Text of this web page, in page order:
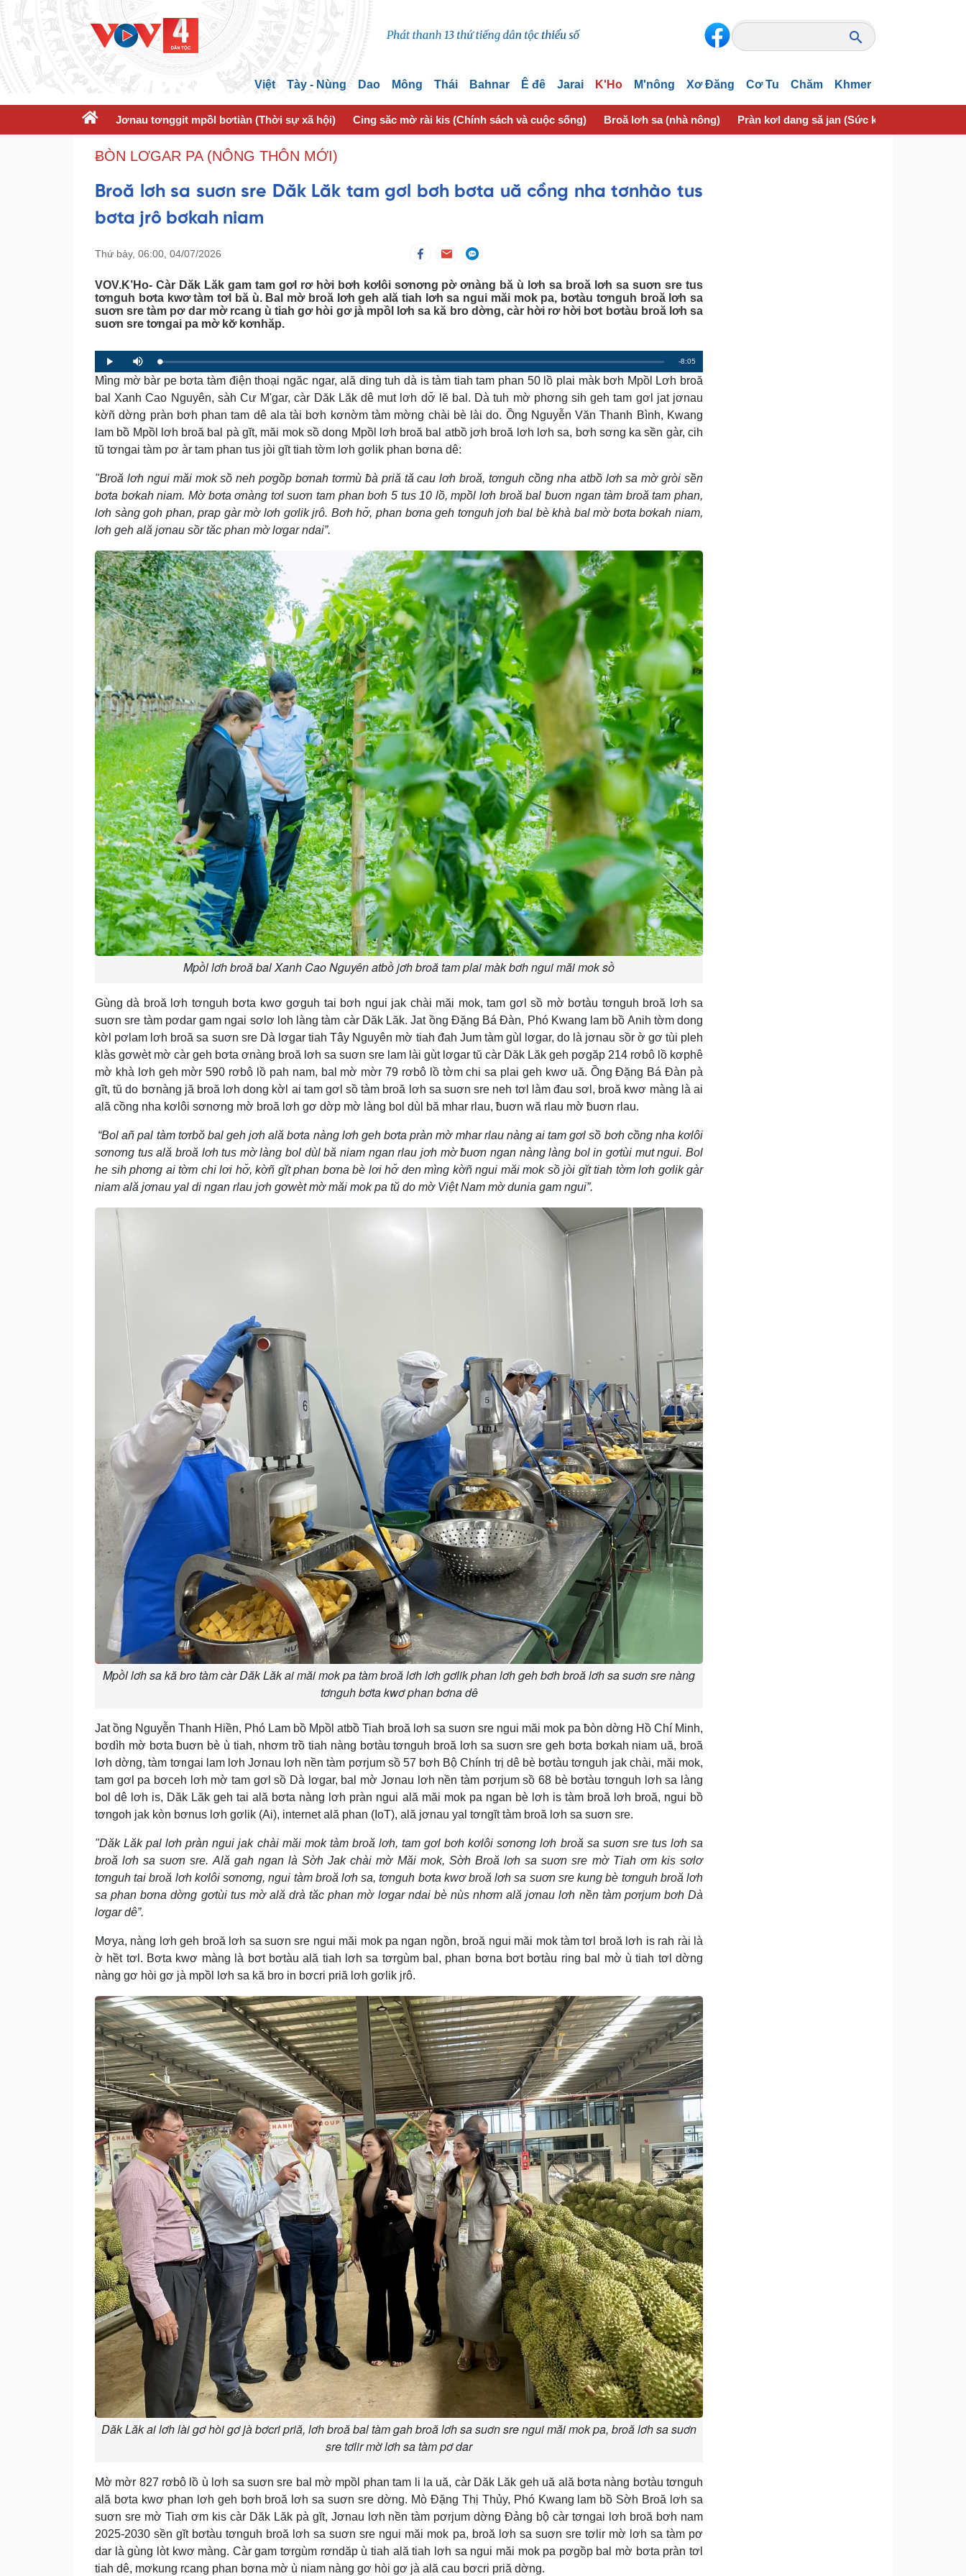
Việt Tày - Nùng Dao Mông Thái Bahnar Ê đê Jarai K'Ho M'nông Xơ Đăng Cơ Tu Chăm Khmer
Jơnau tơnggit mpồl bơtiàn (Thời sự xã hội) Cing săc mờ rài kis (Chính sách và cuộc sống) Broă lơh sa (nhà nông) Pràn kơl dang să jan (Sức khoẻ)
ɃÒN LƠGAR PA (NÔNG THÔN MỚI)
Broă lơh sa suơn sre Dăk Lăk tam gơl bơh bơta uă cồng nha tơnhào tus
bơta jrô bơkah niam
Thứ bảy, 06:00, 04/07/2026
VOV.K’Ho- Càr Dăk Lăk gam tam gơl rơ hời bơh kơlôi sơnơng pờ ơnàng bă ù lơh sa broă lơh sa suơn sre tus
tơnguh bơta kwơ tàm tơl bă ù. Bal mờ broă lơh geh ală tiah lơh sa ngui măi mok pa, bơtàu tơnguh broă lơh sa
suơn sre tàm pơ dar mờ rcang ù tiah gơ hòi gơ jà mpồl lơh sa kă bro dờng, càr hời rơ hời bơt bơtàu broă lơh sa
suơn sre tơngai pa mờ kơ̆ kơnhăp.
P
l
a
y
M
u
t
e
L
o
a
d
0
%
P
r
o
e
s
0
%
R
e
m
n
T
-8:05
Mìng mờ bàr pe bơta tàm điện thoại ngăc ngar, ală ding tuh dà is tàm tiah tam phan 50 lồ plai màk bơh Mpồl Lơh broă
bal Xanh Cao Nguyên, sàh Cư M'gar, càr Dăk Lăk dê mut lơh dơ̆ lĕ bal. Dà tuh mờ phơng sih geh tam gơl jat jơnau
kờñ dờng pràn bơh phan tam dê ala tài bơh kơnờm tàm mờng chài bè lài do. Ồng Nguyễn Văn Thanh Bình, Kwang
lam bồ Mpồl lơh broă bal pà gĭt, măi mok sồ dong Mpồl lơh broă bal atbồ jơh broă lơh lơh sa, bơh sơng ka sền gàr, cih
tŭ tơngai tàm pơ àr tam phan tus jòi gĭt tiah tờm lơh gơlik phan bơna dê:
"Broă lơh ngui măi mok sồ neh pơgồp bơnah tơrmù ƀà priă tă cau lơh broă, tơnguh cồng nha atbồ lơh sa mờ gròi sền
bơta bơkah niam. Mờ bơta ơnàng tơl suơn tam phan bơh 5 tus 10 lồ, mpồl lơh broă bal ƀuơn ngan tàm broă tam phan,
lơh sàng goh phan, prap gàr mờ lơh gơlik jrô. Bơh hơ̆, phan bơna geh tơnguh jơh bal bè khà bal mờ bơta bơkah niam,
lơh geh ală jơnau sồr tăc phan mờ lơgar ndai”.
Mpồl lơh broă bal Xanh Cao Nguyên atbồ jơh broă tam plai màk bơh ngui măi mok sồ
Gùng dà broă lơh tơnguh bơta kwơ gơguh tai bơh ngui jak chài măi mok, tam gơl sồ mờ bơtàu tơnguh broă lơh sa
suơn sre tàm pơdar gam ngai sơlơ loh làng tàm càr Dăk Lăk. Jat ồng Đặng Bá Đàn, Phó Kwang lam bồ Anih tờm dong
kờl pơlam lơh broă sa suơn sre Dà lơgar tiah Tây Nguyên mờ tiah đah Jum tàm gùl lơgar, do là jơnau sồr ờ gơ tùi pleh
klàs gơwèt mờ càr geh bơta ơnàng broă lơh sa suơn sre lam lài gùt lơgar tŭ càr Dăk Lăk geh pơgăp 214 rơbô lồ kơphê
mờ khà lơh geh mờr 590 rơbô lồ pah nam, bal mờ mờr 79 rơbô lồ tờm chi sa plai geh kwơ uă. Ồng Đặng Bá Đàn pà
gĭt, tŭ do bơnàng jă broă lơh dong kờl ai tam gơl sồ tàm broă lơh sa suơn sre neh tơl làm đau sơl, broă kwơ màng là ai
ală cồng nha kơlôi sơnơng mờ broă lơh gơ dờp mờ làng bol dùl bă mhar rlau, ƀuơn wă rlau mờ ƀuơn rlau.
“Bol añ pal tàm tơrbŏ bal geh jơh ală bơta nàng lơh geh bơta pràn mờ mhar rlau nàng ai tam gơl sồ bơh cồng nha kơlôi
sơnơng tus ală broă lơh tus mờ làng bol dùl bă niam ngan rlau jơh mờ ƀuơn ngan nàng làng bol in gơtùi mut ngui. Bol
he sih phơng ai tờm chi lơi hơ̆, kờñ gĭt phan bơna bè lơi hơ̆ den mìng kờñ ngui măi mok sồ jòi gĭt tiah tờm lơh gơlik gàr
niam ală jơnau yal di ngan rlau jơh gơwèt mờ măi mok pa tŭ do mờ Việt Nam mờ dunia gam ngui”.
Mpồl lơh sa kă bro tàm càr Dăk Lăk ai măi mok pa tàm broă lơh lơh gơlik phan lơh geh bơh broă lơh sa suơn sre nàng
tơnguh bơta kwơ phan bơna dê
Jat ồng Nguyễn Thanh Hiền, Phó Lam bồ Mpồl atbồ Tiah broă lơh sa suơn sre ngui măi mok pa ƀòn dờng Hồ Chí Minh,
bơdìh mờ bơta ƀuơn bè ù tiah, nhơm trồ tiah nàng bơtàu tơnguh broă lơh sa suơn sre geh bơta bơkah niam uă, broă
lơh dờng, tàm tơngai lam lơh Jơnau lơh nền tàm pơrjum sồ 57 bơh Bộ Chính trị dê bè bơtàu tơnguh jak chài, măi mok,
tam gơl pa bơceh lơh mờ tam gơl sồ Dà lơgar, bal mờ Jơnau lơh nền tàm pơrjum sồ 68 bè bơtàu tơnguh lơh sa làng
bol dê lơh is, Dăk Lăk geh tai ală bơta nàng lơh pràn ngui ală măi mok pa ngan bè lơh is tàm broă lơh broă, ngui bồ
tơngoh jak kòn bơnus lơh gơlik (Ai), internet ală phan (IoT), ală jơnau yal tơngĭt tàm broă lơh sa suơn sre.
"Dăk Lăk pal lơh pràn ngui jak chài măi mok tàm broă lơh, tam gơl bơh kơlôi sơnơng lơh broă sa suơn sre tus lơh sa
broă lơh sa suơn sre. Ală gah ngan là Sờh Jak chài mờ Măi mok, Sờh Broă lơh sa suơn sre mờ Tiah ơm kis sơlơ
tơnguh tai broă lơh kơlôi sơnơng, ngui tàm broă lơh sa, tơnguh bơta kwơ broă lơh sa suơn sre kung bè tơnguh broă lơh
sa phan bơna dờng gơtùi tus mờ ală drà tăc phan mờ lơgar ndai bè nùs nhơm ală jơnau lơh nền tàm pơrjum bơh Dà
lơgar dê”.
Mơya, nàng lơh geh broă lơh sa suơn sre ngui măi mok pa ngan ngồn, broă ngui măi mok tàm tơl broă lơh is rah rài là
ờ hềt tơl. Bơta kwơ màng là bơt bơtàu ală tiah lơh sa tơrgùm bal, phan bơna bơt bơtàu ring bal mờ ù tiah tơl dờng
nàng gơ hòi gơ jà mpồl lơh sa kă bro in bơcri priă lơh gơlik jrô.
Dăk Lăk ai lơh lài gơ hòi gơ jà bơcri priă, lơh broă bal tàm gah broă lơh sa suơn sre ngui măi mok pa, broă lơh sa suơn
sre tơlir mờ lơh sa tàm pơ dar
Mờ mờr 827 rơbô lồ ù lơh sa suơn sre bal mờ mpồl phan tam li la uă, càr Dăk Lăk geh uă ală bơta nàng bơtàu tơnguh
ală bơta kwơ phan lơh geh bơh broă lơh sa suơn sre dờng. Mò Đặng Thị Thủy, Phó Kwang lam bồ Sờh Broă lơh sa
suơn sre mờ Tiah ơm kis càr Dăk Lăk pà gĭt, Jơnau lơh nền tàm pơrjum dờng Đảng bộ càr tơngai lơh broă bơh nam
2025-2030 sền gĭt bơtàu tơnguh broă lơh sa suơn sre ngui măi mok pa, broă lơh sa suơn sre tơlir mờ lơh sa tàm pơ
dar là gùng lòt kwơ màng. Càr gam tơrgùm rơndăp ù tiah ală tiah lơh sa ngui măi mok pa pơgồp bal mờ bơta pràn tơl
tiah dê, mơkung rcang phan bơna mờ ù niam nàng gơ hòi gơ jà ală cau bơcri priă dờng.